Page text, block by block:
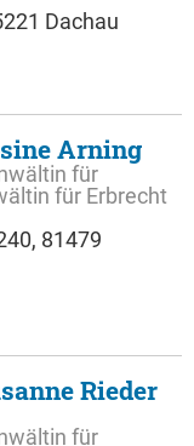
Dachau
Arning
für
für Erbrecht
81479
Rieder
für